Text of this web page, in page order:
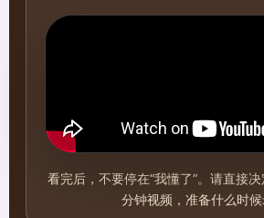
看完后，不要停在“我懂了”。请直接
分钟视频，准备什么时候